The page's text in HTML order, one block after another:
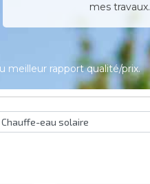
mes travaux.
meilleur rapport qualité/prix.